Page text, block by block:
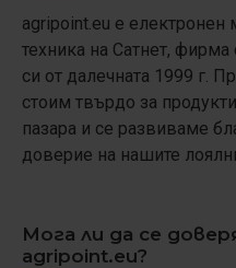
agripoint.eu е електронен
техника на Сатнет,
си от далечната 1999 г.
стоим твърдо за
пазара и се развиваме
доверие на нашите
Мога ли да се
agripoint.eu?